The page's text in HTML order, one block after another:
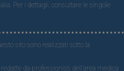
Per i dettagli, consultare le singole
sito sono realizzati sotto la
da professionisti dell’area medica